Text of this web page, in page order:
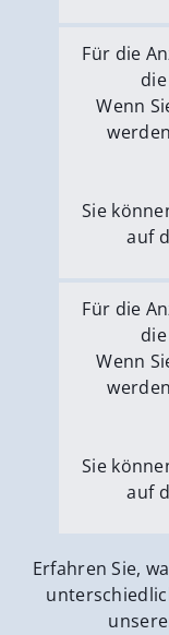
Für die
Wenn
Sie
auf
Für die
Wenn
Sie
auf
Erfahren Sie,